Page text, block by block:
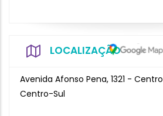
LOCALIZAÇÃO
Avenida Afonso Pena, 1321 - Centro
Centro-Sul